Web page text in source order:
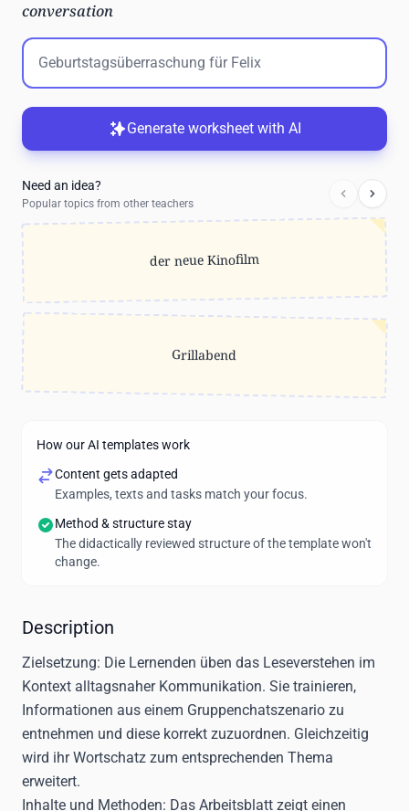
conversation
Generate worksheet with AI
Need an idea?
Popular topics from other teachers
der neue Kinofilm
Grillabend
How our AI templates work
Content gets adapted
Examples, texts and tasks match your focus.
Method & structure stay
The didactically reviewed structure of the template won't
change.
Description
Zielsetzung: Die Lernenden üben das Leseverstehen im
Kontext alltagsnaher Kommunikation. Sie trainieren,
Informationen aus einem Gruppenchatszenario zu
entnehmen und diese korrekt zuzuordnen. Gleichzeitig
wird ihr Wortschatz zum entsprechenden Thema
erweitert.
Inhalte und Methoden: Das Arbeitsblatt zeigt einen